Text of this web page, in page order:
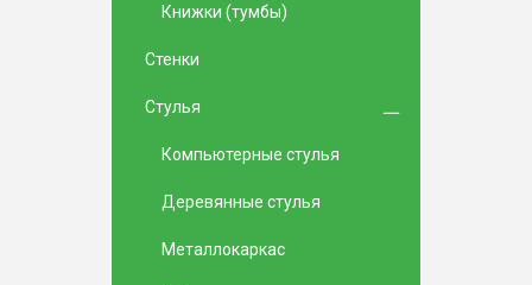
Книжки (тумбы)
Стенки
Стулья
Компьютерные стулья
Деревянные стулья
Металлокаркас